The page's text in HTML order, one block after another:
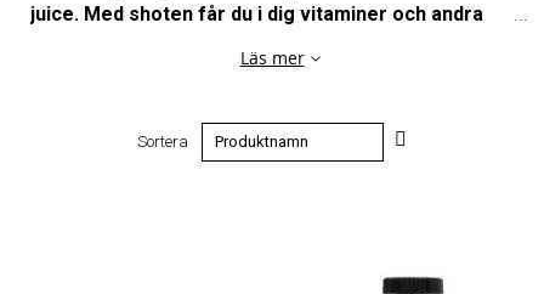
juice. Med shoten får du i dig vitaminer och andra
Läs mer
Sortera